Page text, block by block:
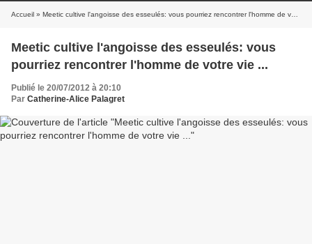
Accueil » Meetic cultive l'angoisse des esseulés: vous pourriez rencontrer l'homme de votre vie ...
Meetic cultive l'angoisse des esseulés: vous
pourriez rencontrer l'homme de votre vie ...
Publié le 20/07/2012 à 20:10
Par Catherine-Alice Palagret